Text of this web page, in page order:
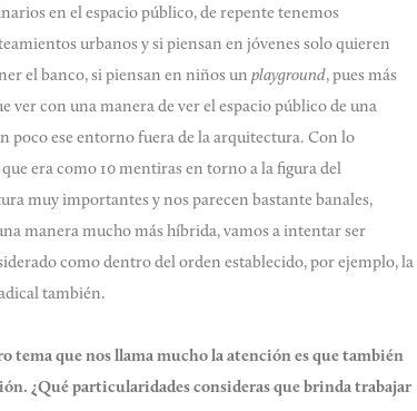
en el espacio público, de repente tenemos
urbanos y si piensan en jóvenes solo quieren
el banco, si piensan en niños unplayground, pues más
ver con una manera de ver el espacio público de una
poco ese entorno fuera de la arquitectura. Con lo
era como 10 mentiras en torno a la figura del
muy importantes y nos parecen bastante banales,
manera mucho más híbrida, vamos a intentar ser
como dentro del orden establecido, por ejemplo, la
también.
tema que nos llama mucho la atención es que también
¿Qué particularidades consideras que brinda trabajar